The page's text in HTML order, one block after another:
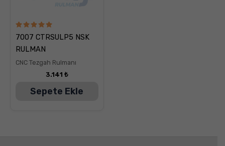
5
üzerinden
5.00
oy aldı
7007 CTRSULP5 NSK
RULMAN
CNC Tezgah Rulmanı
3.141 ₺
Sepete Ekle